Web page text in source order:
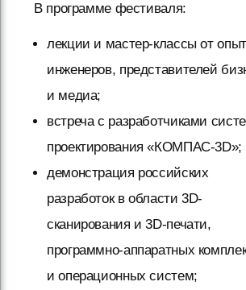
В программе фестиваля:
лекции и мастер-классы от
инженеров, представителей
и медиа;
встреча с разработчиками
проектирования «КОМПАС-3D»;
демонстрация российских
разработок в области 3D-
сканирования и 3D-печати,
программно-аппаратных
и операционных систем;